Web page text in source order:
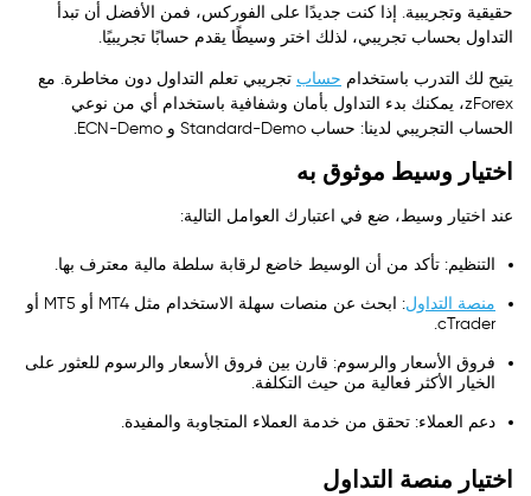
حقيقية وتجريبية. إذا كنت جديدًا على الفوركس، فمن الأفضل أن تبدأ
التداول بحساب تجريبي، لذلك اختر وسيطًا يقدم حسابًا تجريبيًا.
يتيح لك التدرب باستخدام حساب تجريبي تعلم التداول دون مخاطرة. مع
zForex، يمكنك بدء التداول بأمان وشفافية باستخدام أي من نوعي
الحساب التجريبي لدينا: حساب Standard-Demo و ECN-Demo.
اختيار وسيط موثوق به
عند اختيار وسيط، ضع في اعتبارك العوامل التالية:
التنظيم: تأكد من أن الوسيط خاضع لرقابة سلطة مالية معترف بها.
منصة التداول
: ابحث عن منصات سهلة الاستخدام مثل MT4 أو MT5 أو
cTrader.
فروق الأسعار والرسوم: قارن بين فروق الأسعار والرسوم للعثور على
الخيار الأكثر فعالية من حيث التكلفة.
دعم العملاء: تحقق من خدمة العملاء المتجاوبة والمفيدة.
اختيار منصة التداول